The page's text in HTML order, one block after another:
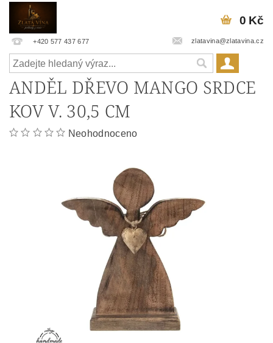
+420 577 437 677 zlatavina@zlatavina.cz
0 Kč
ANDĚL DŘEVO MANGO SRDCE
KOV V. 30,5 CM
Neohodnoceno